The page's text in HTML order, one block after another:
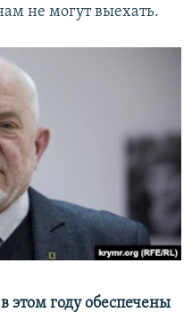
не могут выехать.
этом году обеспечены